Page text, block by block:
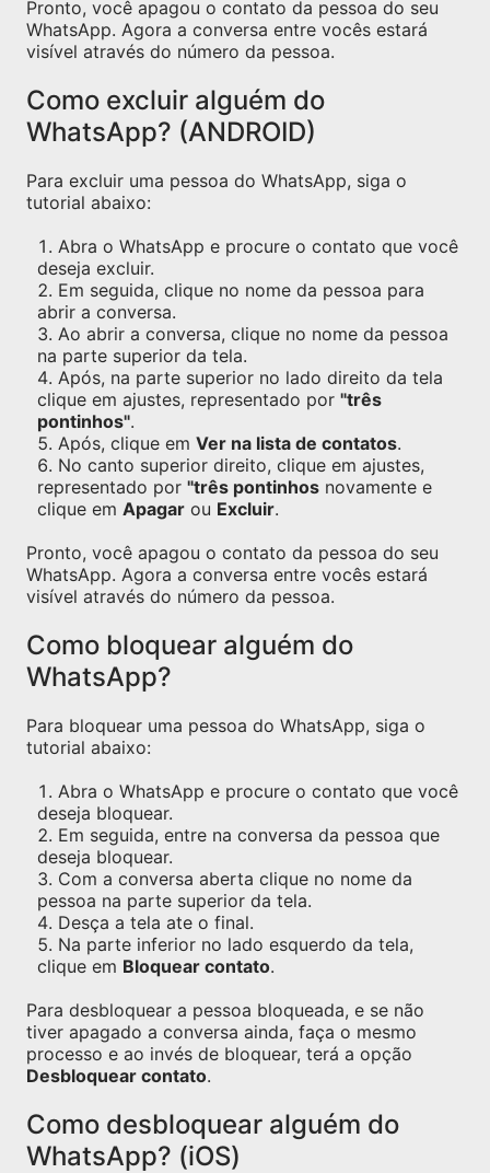
Pronto, você apagou o contato da pessoa do seu
WhatsApp. Agora a conversa entre vocês estará
visível através do número da pessoa.
Como excluir alguém do
WhatsApp? (ANDROID)
Para excluir uma pessoa do WhatsApp, siga o
tutorial abaixo:
Abra o WhatsApp e procure o contato que você
deseja excluir.
Em seguida, clique no nome da pessoa para
abrir a conversa.
Ao abrir a conversa, clique no nome da pessoa
na parte superior da tela.
Após, na parte superior no lado direito da tela
clique em ajustes, representado por "três
pontinhos".
Após, clique em Ver na lista de contatos.
No canto superior direito, clique em ajustes,
representado por "três pontinhos novamente e
clique em Apagar ou Excluir.
Pronto, você apagou o contato da pessoa do seu
WhatsApp. Agora a conversa entre vocês estará
visível através do número da pessoa.
Como bloquear alguém do
WhatsApp?
Para bloquear uma pessoa do WhatsApp, siga o
tutorial abaixo:
Abra o WhatsApp e procure o contato que você
deseja bloquear.
Em seguida, entre na conversa da pessoa que
deseja bloquear.
Com a conversa aberta clique no nome da
pessoa na parte superior da tela.
Desça a tela ate o final.
Na parte inferior no lado esquerdo da tela,
clique em Bloquear contato.
Para desbloquear a pessoa bloqueada, e se não
tiver apagado a conversa ainda, faça o mesmo
processo e ao invés de bloquear, terá a opção
Desbloquear contato.
Como desbloquear alguém do
WhatsApp? (iOS)